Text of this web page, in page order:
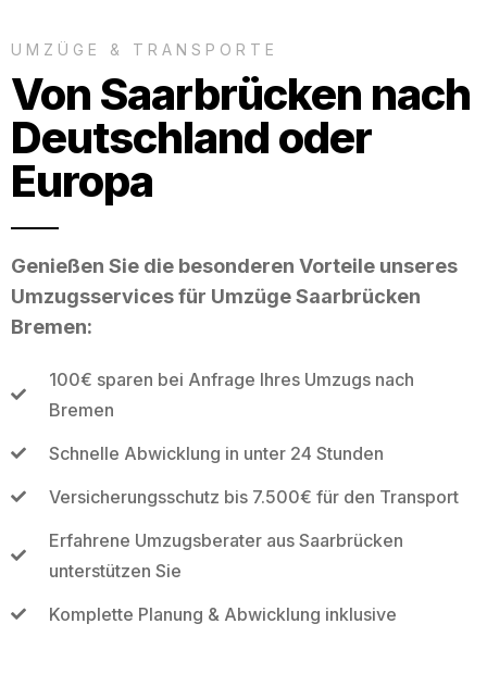
UMZÜGE & TRANSPORTE
Von Saarbrücken nach
Deutschland oder
Europa
Genießen Sie die besonderen Vorteile unseres
Umzugsservices für Umzüge Saarbrücken
Bremen:
100€ sparen bei Anfrage Ihres Umzugs nach
Bremen
Schnelle Abwicklung in unter 24 Stunden
Versicherungsschutz bis 7.500€ für den Transport
Erfahrene Umzugsberater aus Saarbrücken
unterstützen Sie
Komplette Planung & Abwicklung inklusive